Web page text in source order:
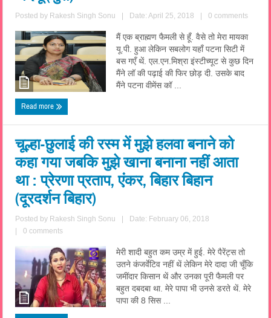
Posted by Rakesh Singh Sonu Date: April 25, 2018 0 comments
मैं एक ब्राह्मण फैमली से हूँ. वैसे तो मेरा मायका
यू.पी. हुआ लेकिन सबलोग यहाँ पटना सिटी में
बस गएँ थें. एल.एन.मिश्रा इंस्टीच्यूट से कुछ दिन
मैंने लॉ की पढ़ाई की फिर छोड़ दी. उसके बाद
मैंने पटना वीमेंस कॉ ...
Read more
चूल्हा-छुलाई की रस्म में मुझे हलवा बनाने को
कहा गया जबकि मुझे खाना बनाना नहीं आता
था : प्रेरणा प्रताप, एंकर, बिहार बिहान
(दूरदर्शन बिहार)
Posted by Rakesh Singh Sonu
Date: February 06, 2018
0 comments
मेरी शादी बहुत कम उम्र में हुई. मेरे पैरेंट्स तो
उतने कंजर्वेटिव नहीं थें लेकिन मेरे दादा जी चूँकि
जमींदार किसान थें और उनका पूरी फैमली पर
बहुत दबदबा था. मेरे पापा भी उनसे डरते थें. मेरे
पापा की 8 सिस ...